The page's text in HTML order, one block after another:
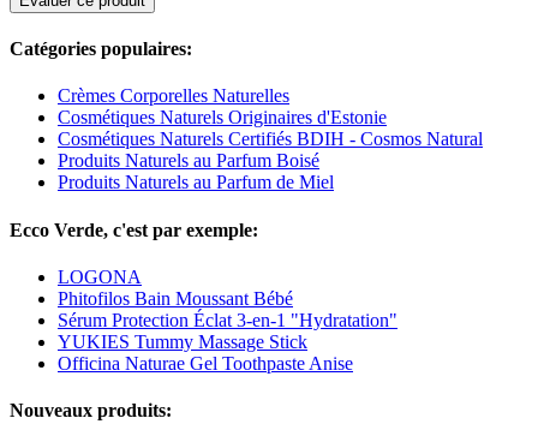
Catégories populaires:
Crèmes Corporelles Naturelles
Cosmétiques Naturels Originaires d'Estonie
Cosmétiques Naturels Certifiés BDIH - Cosmos Natural
Produits Naturels au Parfum Boisé
Produits Naturels au Parfum de Miel
Ecco Verde, c'est par exemple:
LOGONA
Phitofilos Bain Moussant Bébé
Sérum Protection Éclat 3-en-1 "Hydratation"
YUKIES Tummy Massage Stick
Officina Naturae Gel Toothpaste Anise
Nouveaux produits: